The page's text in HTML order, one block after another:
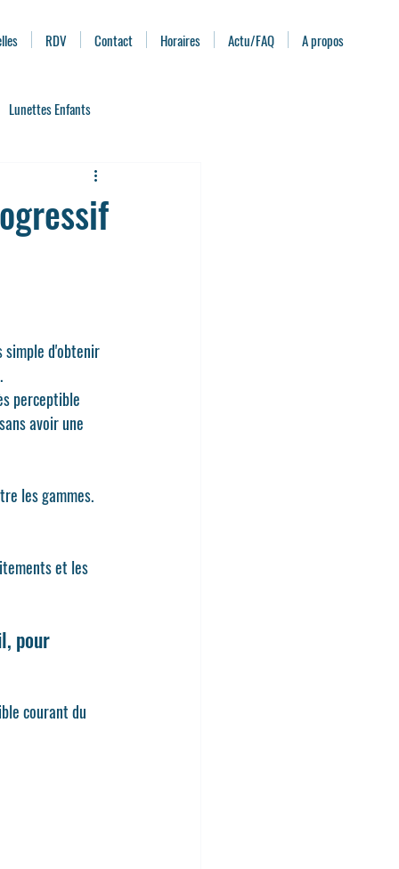
RDV Contact Horaires Actu/FAQ A propos
Lunettes Enfants
Pathologies de l'œil
simple d'obtenir
perceptible
avoir une
les gammes.
et les
pour
courant du